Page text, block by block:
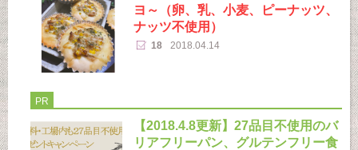
ヨ～（卵、乳、小麦、ピーナッツ、
ナッツ不使用）
18 2018.04.14
PR
【2018.4.8更新】27品目不使用のバ
リアフリーパン、グルテンフリー食